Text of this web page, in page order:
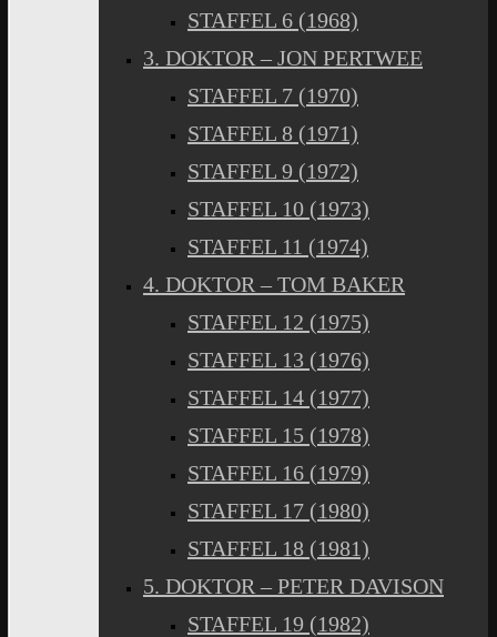
STAFFEL 6 (1968)
3. DOKTOR – JON PERTWEE
STAFFEL 7 (1970)
STAFFEL 8 (1971)
STAFFEL 9 (1972)
STAFFEL 10 (1973)
STAFFEL 11 (1974)
4. DOKTOR – TOM BAKER
STAFFEL 12 (1975)
STAFFEL 13 (1976)
STAFFEL 14 (1977)
STAFFEL 15 (1978)
STAFFEL 16 (1979)
STAFFEL 17 (1980)
STAFFEL 18 (1981)
5. DOKTOR – PETER DAVISON
STAFFEL 19 (1982)